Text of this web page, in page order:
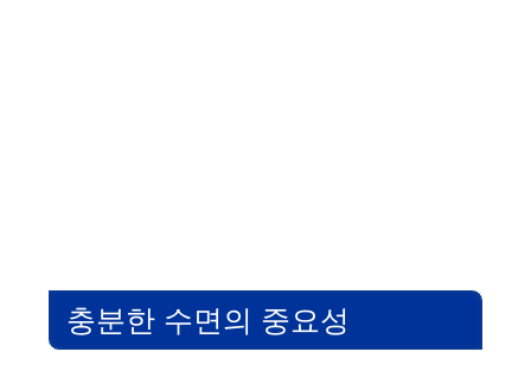
충분한 수면의 중요성